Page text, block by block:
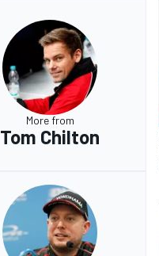
More from
Tom Chilton